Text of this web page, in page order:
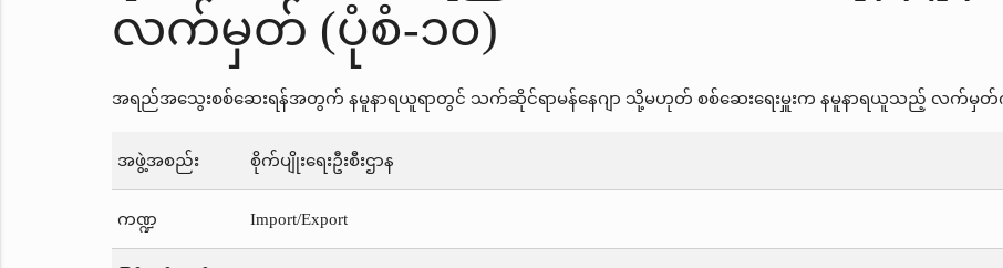
လက်မှတ် (ပုံစံ-၁၀)
အရည်အသွေးစစ်ဆေးရန်အတွက် နမူနာရယူရာတွင် သက်ဆိုင်ရာမန်နေဂျာ သို့မဟုတ် စစ်ဆေးရေးမှူးက နမူနာရယူသည့် လက်မှတ်ကို
အဖွဲ့အစည်း စိုက်ပျိုးရေးဦးစီးဌာန
ကဏ္ဍ Import/Export